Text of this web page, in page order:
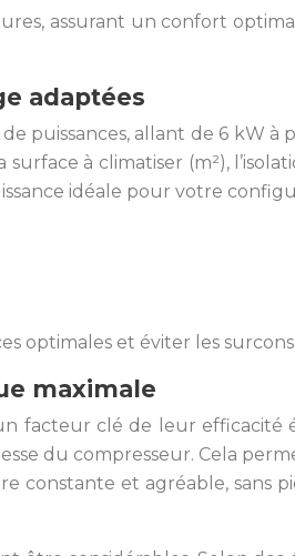
assurant un confort
adaptées
puissances, allant de 6 kW à
à climatiser (m²),
idéale pour votre
optimales et éviter les
maximale
facteur clé de leur
du compresseur. Cela
constante et agréable, sans